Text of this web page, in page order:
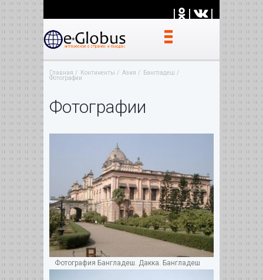
| | |
Главная Континенты Азия
Бангладеш
Фотографии
Фотографии
Фотография Бангладеш. Дакка. Бангладеш